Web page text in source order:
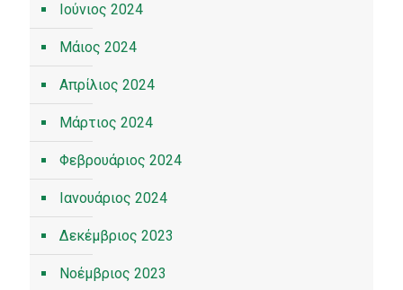
Ιούνιος 2024
Μάιος 2024
Απρίλιος 2024
Μάρτιος 2024
Φεβρουάριος 2024
Ιανουάριος 2024
Δεκέμβριος 2023
Νοέμβριος 2023